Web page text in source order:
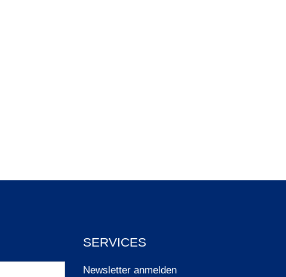
SERVICES
Newsletter anmelden